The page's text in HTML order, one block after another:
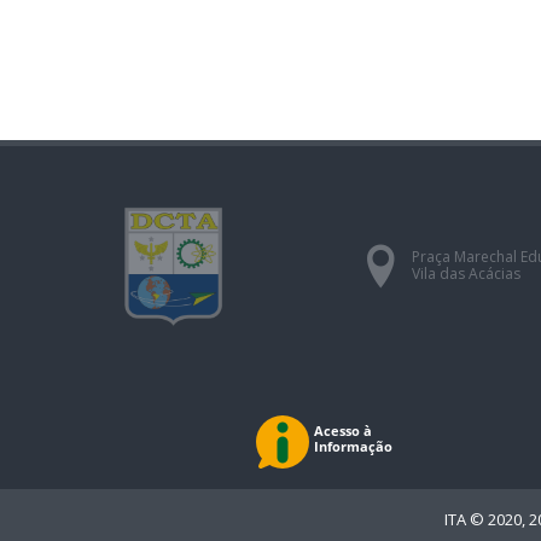
Praça Marechal
Vila das Acácias
ITA © 2020,